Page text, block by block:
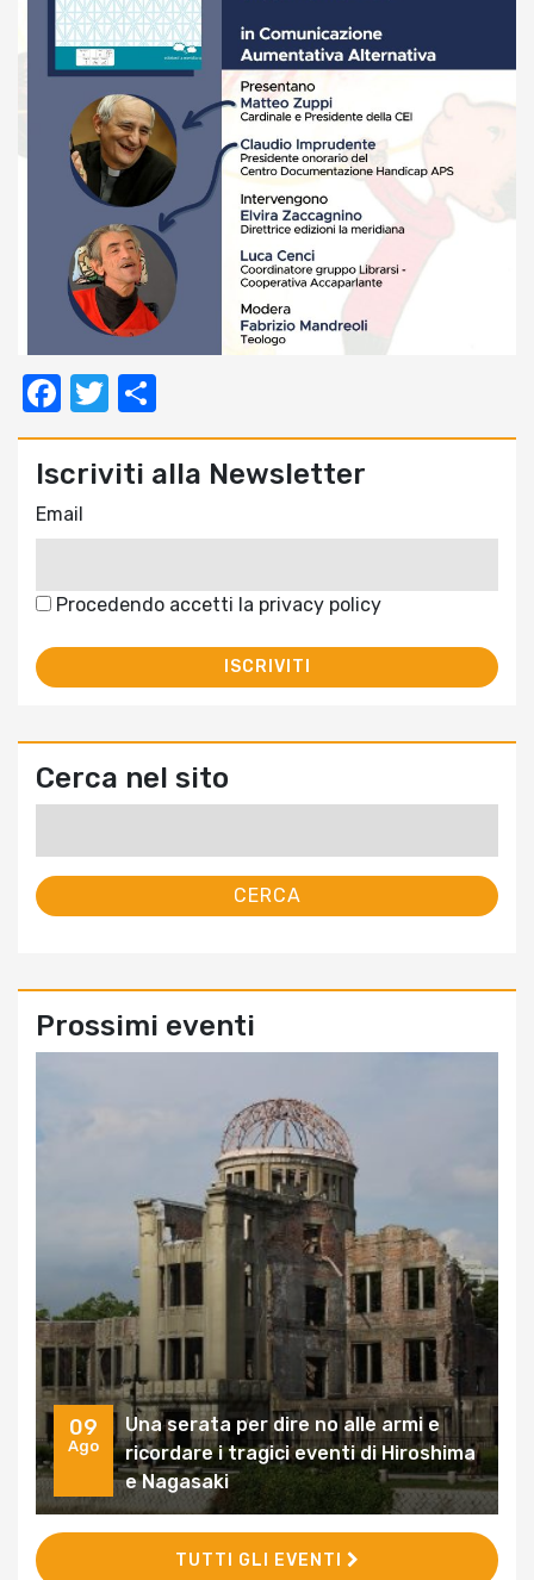
Facebook
Twitter
Iscriviti alla Newsletter
Email
Procedendo accetti la privacy policy
Cerca nel sito
Prossimi eventi
09
Ago
Una serata per dire no alle armi e
ricordare i tragici eventi di Hiroshima
e Nagasaki
TUTTI GLI EVENTI